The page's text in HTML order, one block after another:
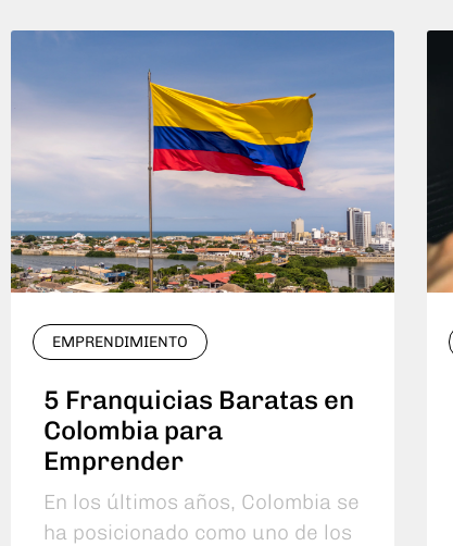
EMPRENDIMIENTO
5 Franquicias Baratas en
Colombia para
Emprender
En los últimos años, Colombia se
ha posicionado como uno de los